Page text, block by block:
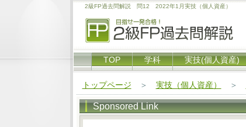
2級FP過去問解説 問12 2022年1月実技（個人資産）
TOP 学科 実技(個人資産)
トップページ ＞ 実技（個人資産） ＞
Sponsored Link